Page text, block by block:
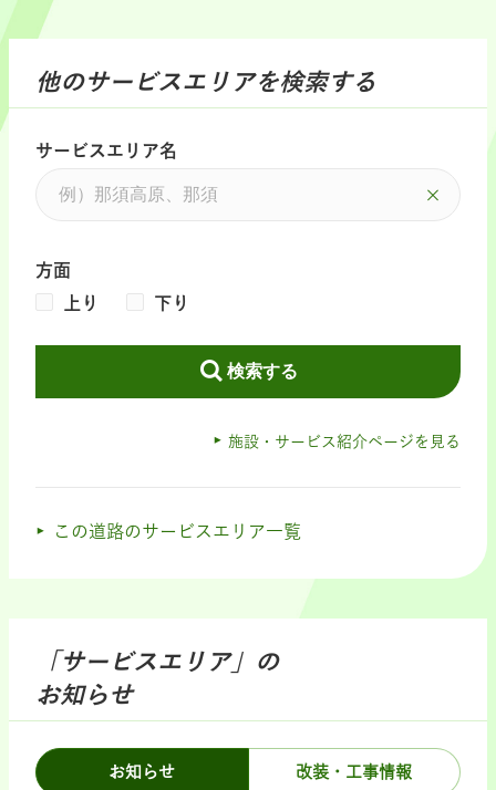
他のサービスエリアを検索する
サービスエリア名
方面
上り
下り
検索する
施設・サービス紹介ページを見る
この道路のサービスエリア一覧
「サービスエリア」の
お知らせ
お知らせ 改装・工事情報